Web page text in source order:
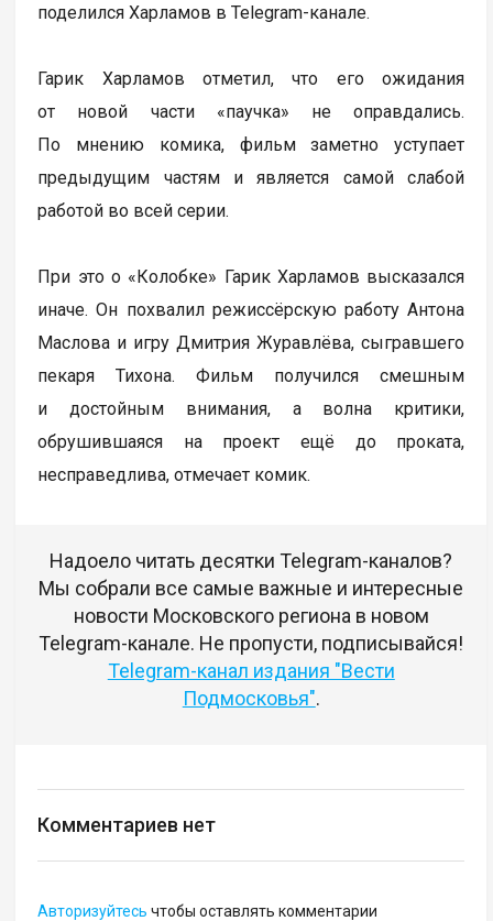
поделился Харламов в Telegram-канале.
Гарик Харламов отметил, что его ожидания
от новой части «паучка» не оправдались.
По мнению комика, фильм заметно уступает
предыдущим частям и является самой слабой
работой во всей серии.
При это о «Колобке» Гарик Харламов высказался
иначе. Он похвалил режиссёрскую работу Антона
Маслова и игру Дмитрия Журавлёва, сыгравшего
пекаря Тихона. Фильм получился смешным
и достойным внимания, а волна критики,
обрушившаяся на проект ещё до проката,
несправедлива, отмечает комик.
Надоело читать десятки Telegram-каналов?
Мы собрали все самые важные и интересные
новости Московского региона в новом
Telegram-канале. Не пропусти, подписывайся!
Telegram-канал издания "Вести
Подмосковья".
Комментариев нет
Авторизуйтесь чтобы оставлять комментарии